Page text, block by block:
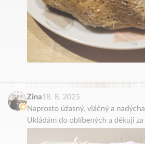
Zina18. 8. 2025
Naprosto úžasný, vláčný a
Ukládám do oblíbených a děkuji